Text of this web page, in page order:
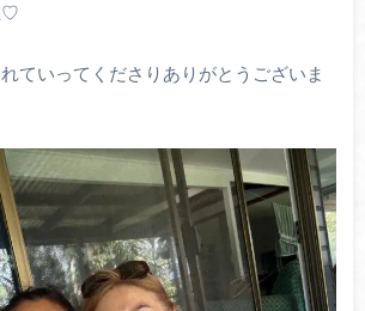
♡
ていってくださりありがとうございま